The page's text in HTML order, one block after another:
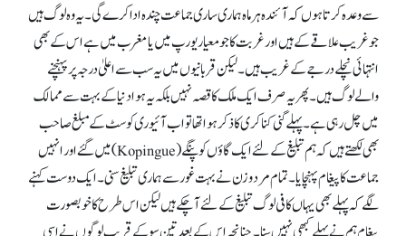
سے وعدہ کرتا ہوں کہ آئندہ ہر ماہ ہماری ساری جماعت چندہ ادا کرے گی۔ یہ وہ لوگ ہیں
جو غریب علاقے کے ہیں اور غربت کا جو معیار یورپ میں یا مغرب میں ہے اس کے بھی
انتہائی نچلے درجے کے غریب ہیں۔ لیکن قربانیوں میں یہ سب سے اعلیٰ درجہ پر پہنچنے
والے لوگ ہیں۔ پھر یہ صرف ایک ملک کا قصہ نہیں بلکہ یہ ہوا دنیا کے بہت سے ممالک
میں چل رہی ہے۔ پہلے گنی کناکری کا ذکر ہوا تھا تو اب آئیوری کوسٹ کے مبلغ صاحب
بھی لکھتے ہیں کہ ہم تبلیغ کے لئے ایک گاؤں کوپنگے (Kopingue)میں گئے اور انہیں
جماعت کا پیغام پہنچایا۔ تمام مرد و زن نے بہت غور سے ہماری تبلیغ سنی۔ ایک دوست کہنے
لگے کہ پہلے بھی یہاں کافی لوگ تبلیغ کے لئے آ چکے ہیں لیکن اس طرح کا خوبصورت